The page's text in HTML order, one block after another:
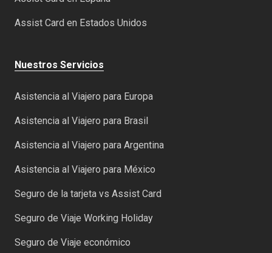
Assist Card en Estados Unidos
Nuestros Servicios
Asistencia al Viajero para Europa
Asistencia al Viajero para Brasil
Asistencia al Viajero para Argentina
Asistencia al Viajero para México
Seguro de la tarjeta vs Assist Card
Seguro de Viaje Working Holiday
Seguro de Viaje económico